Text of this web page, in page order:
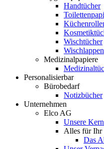
Handtücher
Wischtücher
Wischlappen
Medizinalpapiere
Personalisierbar
Bürobedarf
Notizbücher
Unternehmen
Elco AG
Unsere
Alles für Ihr
Das